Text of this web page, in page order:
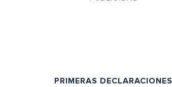
PRIMERAS DECLARACIONES